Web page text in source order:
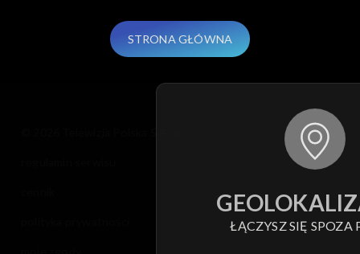
STRONA GŁÓWNA
ŁĄCZYSZ SIĘ SPOZA